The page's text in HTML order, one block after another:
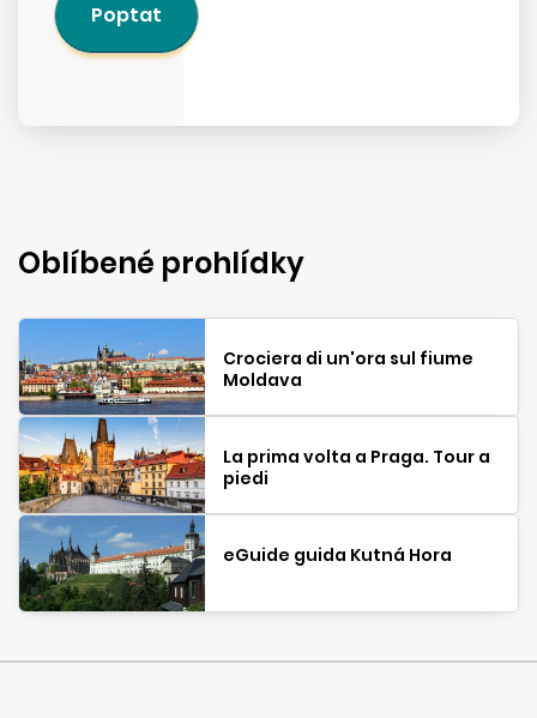
Poptat
Oblíbené prohlídky
Crociera di un'ora sul fiume
Moldava
La prima volta a Praga. Tour a
piedi
eGuide guida Kutná Hora